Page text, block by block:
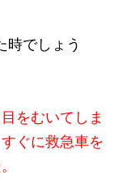
時でしょう
をむいてしま
ぐに救急車を